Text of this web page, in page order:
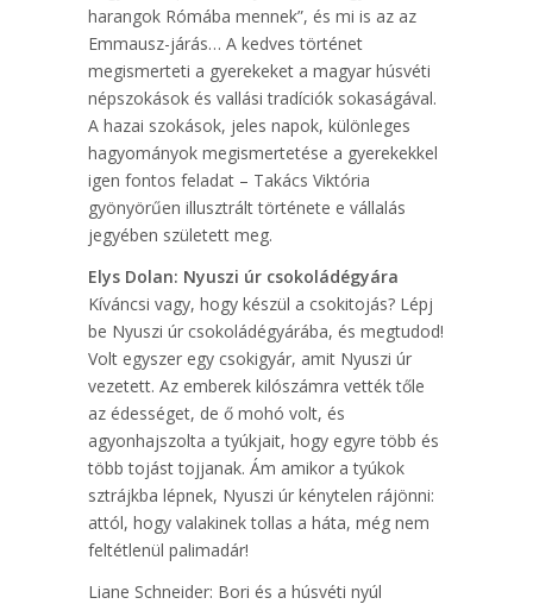
harangok Rómába mennek”, és mi is az az
Emmausz-járás… A kedves történet
megismerteti a gyerekeket a magyar húsvéti
népszokások és vallási tradíciók sokaságával.
A hazai szokások, jeles napok, különleges
hagyományok megismertetése a gyerekekkel
igen fontos feladat – Takács Viktória
gyönyörűen illusztrált története e vállalás
jegyében született meg.
Elys Dolan: Nyuszi úr csokoládégyára
Kíváncsi vagy, hogy készül a csokitojás? Lépj
be Nyuszi úr csokoládégyárába, és megtudod!
Volt egyszer egy csokigyár, amit Nyuszi úr
vezetett. Az emberek kilószámra vették tőle
az édességet, de ő mohó volt, és
agyonhajszolta a tyúkjait, hogy egyre több és
több tojást tojjanak. Ám amikor a tyúkok
sztrájkba lépnek, Nyuszi úr kénytelen rájönni:
attól, hogy valakinek tollas a háta, még nem
feltétlenül palimadár!
Liane Schneider: Bori és a húsvéti nyúl